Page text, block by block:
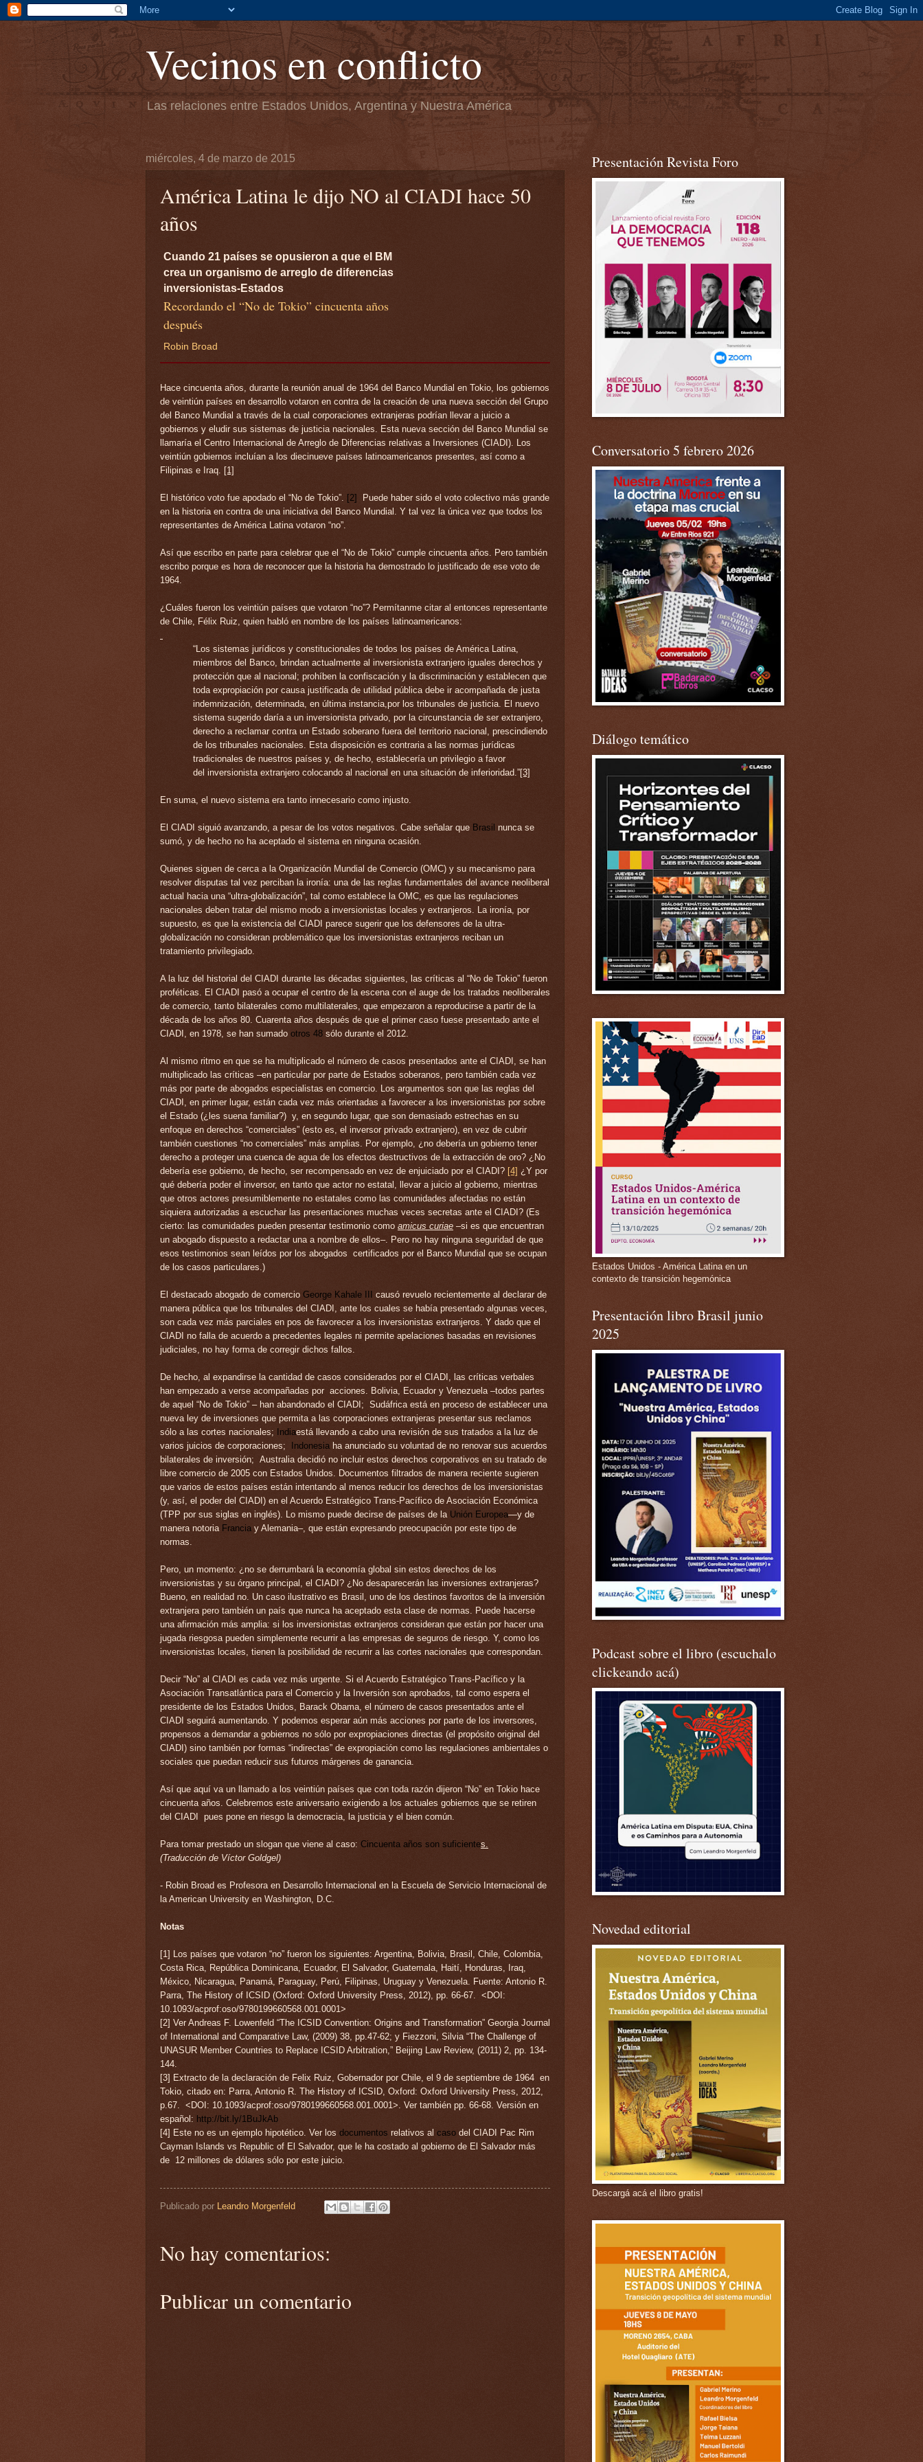
Vecinos en conflicto
Las relaciones entre Estados Unidos, Argentina y Nuestra América
miércoles, 4 de marzo de 2015
América Latina le dijo NO al CIADI hace 50
años
Cuando 21 países se opusieron a que el BM
crea un organismo de arreglo de diferencias
inversionistas-Estados
Recordando el “No de Tokio” cincuenta años
después
Robin Broad
Hace cincuenta años, durante la reunión anual de 1964 del Banco Mundial en Tokio, los gobiernos
de veintiún países en desarrollo votaron en contra de la creación de una nueva sección del Grupo
del Banco Mundial a través de la cual corporaciones extranjeras podrían llevar a juicio a
gobiernos y eludir sus sistemas de justicia nacionales. Esta nueva sección del Banco Mundial se
llamaría el Centro Internacional de Arreglo de Diferencias relativas a Inversiones (CIADI). Los
veintiún gobiernos incluían a los diecinueve países latinoamericanos presentes, así como a
Filipinas e Iraq. [1]
El histórico voto fue apodado el “No de Tokio”. [2]
Puede haber sido el voto colectivo más grande
en la historia en contra de una iniciativa del Banco Mundial. Y tal vez la única vez que todos los
representantes de América Latina votaron “no”.
Así que escribo en parte para celebrar que el “No de Tokio” cumple cincuenta años. Pero también
escribo porque es hora de reconocer que la historia ha demostrado lo justificado de ese voto de
1964.
¿Cuáles fueron los veintiún países que votaron “no”? Permítanme citar al entonces representante
de Chile, Félix Ruiz, quien habló en nombre de los países latinoamericanos:
“Los sistemas jurídicos y constitucionales de todos los países de América Latina,
miembros del Banco, brindan actualmente al inversionista extranjero iguales derechos y
protección que al nacional; prohíben la confiscación y la discriminación y establecen que
toda expropiación por causa justificada de utilidad pública debe ir acompañada de justa
indemnización, determinada, en última instancia,por los tribunales de justicia. El nuevo
sistema sugerido daría a un inversionista privado, por la circunstancia de ser extranjero,
derecho a reclamar contra un Estado soberano fuera del territorio nacional, prescindiendo
de los tribunales nacionales. Esta disposición es contraria a las normas jurídicas
tradicionales de nuestros países y, de hecho, establecería un privilegio a favor
del inversionista extranjero colocando al nacional en una situación de inferioridad.”[3]
En suma, el nuevo sistema era tanto innecesario como injusto.
El CIADI siguió avanzando, a pesar de los votos negativos. Cabe señalar que Brasil nunca se
sumó, y de hecho no ha aceptado el sistema en ninguna ocasión.
Quienes siguen de cerca a la Organización Mundial de Comercio (OMC) y su mecanismo para
resolver disputas tal vez perciban la ironía: una de las reglas fundamentales del avance neoliberal
actual hacia una “ultra-globalización”, tal como establece la OMC, es que las regulaciones
nacionales deben tratar del mismo modo a inversionistas locales y extranjeros. La ironía, por
supuesto, es que la existencia del CIADI parece sugerir que los defensores de la ultra-
globalización no consideran problemático que los inversionistas extranjeros reciban un
tratamiento privilegiado.
A la luz del historial del CIADI durante las décadas siguientes, las críticas al “No de Tokio” fueron
proféticas. El CIADI pasó a ocupar el centro de la escena con el auge de los tratados neoliberales
de comercio, tanto bilaterales como multilaterales, que empezaron a reproducirse a partir de la
década de los años 80. Cuarenta años después de que el primer caso fuese presentado ante el
CIADI, en 1978, se han sumado otros 48 sólo durante el 2012.
Al mismo ritmo en que se ha multiplicado el número de casos presentados ante el CIADI, se han
multiplicado las críticas –en particular por parte de Estados soberanos, pero también cada vez
más por parte de abogados especialistas en comercio. Los argumentos son que las reglas del
CIADI, en primer lugar, están cada vez más orientadas a favorecer a los inversionistas por sobre
el Estado (¿les suena familiar?) y, en segundo lugar, que son demasiado estrechas en su
enfoque en derechos “comerciales” (esto es, el inversor privado extranjero), en vez de cubrir
también cuestiones “no comerciales” más amplias. Por ejemplo, ¿no debería un gobierno tener
derecho a proteger una cuenca de agua de los efectos destructivos de la extracción de oro? ¿No
debería ese gobierno, de hecho, ser recompensado en vez de enjuiciado por el CIADI? [4] ¿Y por
qué debería poder el inversor, en tanto que actor no estatal, llevar a juicio al gobierno, mientras
que otros actores presumiblemente no estatales como las comunidades afectadas no están
siquiera autorizadas a escuchar las presentaciones muchas veces secretas ante el CIADI? (Es
cierto: las comunidades pueden presentar testimonio como amicus curiae –si es que encuentran
un abogado dispuesto a redactar una a nombre de ellos–. Pero no hay ninguna seguridad de que
esos testimonios sean leídos por los abogados certificados por el Banco Mundial que se ocupan
de los casos particulares.)
El destacado abogado de comercio George Kahale III
causó revuelo recientemente al declarar de
manera pública que los tribunales del CIADI, ante los cuales se había presentado algunas veces,
son cada vez más parciales en pos de favorecer a los inversionistas extranjeros. Y dado que el
CIADI no falla de acuerdo a precedentes legales ni permite apelaciones basadas en revisiones
judiciales, no hay forma de corregir dichos fallos.
De hecho, al expandirse la cantidad de casos considerados por el CIADI, las críticas verbales
han empezado a verse acompañadas por acciones. Bolivia, Ecuador y Venezuela –todos partes
de aquel “No de Tokio” – han abandonado el CIADI; Sudáfrica está en proceso de establecer una
nueva ley de inversiones que permita a las corporaciones extranjeras presentar sus reclamos
sólo a las cortes nacionales;
Indiaestá llevando a cabo una revisión de sus tratados a la luz de
varios juicios de corporaciones;
Indonesia ha anunciado su voluntad de no renovar sus acuerdos
bilaterales de inversión; Australia decidió no incluir estos derechos corporativos en su tratado de
libre comercio de 2005 con Estados Unidos. Documentos filtrados de manera reciente sugieren
que varios de estos países están intentando al menos reducir los derechos de los inversionistas
(y, así, el poder del CIADI) en el Acuerdo Estratégico Trans-Pacífico de Asociación Económica
(TPP por sus siglas en inglés). Lo mismo puede decirse de países de la Unión Europea—y de
manera notoria Francia y Alemania–, que están expresando preocupación por este tipo de
normas.
Pero, un momento: ¿no se derrumbará la economía global sin estos derechos de los
inversionistas y su órgano principal, el CIADI? ¿No desaparecerán las inversiones extranjeras?
Bueno, en realidad no. Un caso ilustrativo es Brasil, uno de los destinos favoritos de la inversión
extranjera pero también un país que nunca ha aceptado esta clase de normas. Puede hacerse
una afirmación más amplia: si los inversionistas extranjeros consideran que están por hacer una
jugada riesgosa pueden simplemente recurrir a las empresas de seguros de riesgo. Y, como los
inversionistas locales, tienen la posibilidad de recurrir a las cortes nacionales que correspondan.
Decir “No” al CIADI es cada vez más urgente. Si el Acuerdo Estratégico Trans-Pacífico y la
Asociación Transatlántica para el Comercio y la Inversión son aprobados, tal como espera el
presidente de los Estados Unidos, Barack Obama, el número de casos presentados ante el
CIADI seguirá aumentando. Y podemos esperar aún más acciones por parte de los inversores,
propensos a demandar a gobiernos no sólo por expropiaciones directas (el propósito original del
CIADI) sino también por formas “indirectas” de expropiación como las regulaciones ambientales o
sociales que puedan reducir sus futuros márgenes de ganancia.
Así que aquí va un llamado a los veintiún países que con toda razón dijeron “No” en Tokio hace
cincuenta años. Celebremos este aniversario exigiendo a los actuales gobiernos que se retiren
del CIADI pues pone en riesgo la democracia, la justicia y el bien común.
Para tomar prestado un slogan que viene al caso: Cincuenta años son suficientes.
(Traducción de Víctor Goldgel)
- Robin Broad es Profesora en Desarrollo Internacional en la Escuela de Servicio Internacional de
la American University en Washington, D.C.
Notas
[1] Los países que votaron “no” fueron los siguientes: Argentina, Bolivia, Brasil, Chile, Colombia,
Costa Rica, República Dominicana, Ecuador, El Salvador, Guatemala, Haití, Honduras, Iraq,
México, Nicaragua, Panamá, Paraguay, Perú, Filipinas, Uruguay y Venezuela. Fuente: Antonio R.
Parra, The History of ICSID (Oxford: Oxford University Press, 2012), pp. 66-67. <DOI:
10.1093/acprof:oso/9780199660568.001.0001>
[2] Ver Andreas F. Lowenfeld “The ICSID Convention: Origins and Transformation” Georgia Journal
of International and Comparative Law, (2009) 38, pp.47-62; y Fiezzoni, Silvia “The Challenge of
UNASUR Member Countries to Replace ICSID Arbitration,” Beijing Law Review, (2011) 2, pp. 134-
144.
[3] Extracto de la declaración de Felix Ruiz, Gobernador por Chile, el 9 de septiembre de 1964 en
Tokio, citado en: Parra, Antonio R. The History of ICSID, Oxford: Oxford University Press, 2012,
p.67. <DOI: 10.1093/acprof:oso/9780199660568.001.0001>. Ver también pp. 66-68. Versión en
español: http://bit.ly/1BuJkAb
[4] Este no es un ejemplo hipotético. Ver los documentos relativos al caso del CIADI Pac Rim
Cayman Islands vs Republic of El Salvador, que le ha costado al gobierno de El Salvador más
de 12 millones de dólares sólo por este juicio.
Publicado por Leandro Morgenfeld
No hay comentarios:
Publicar un comentario
Presentación Revista Foro
Conversatorio 5 febrero 2026
Diálogo temático
Estados Unidos - América Latina en un
contexto de transición hegemónica
Presentación libro Brasil junio
2025
Podcast sobre el libro (escuchalo
clickeando acá)
Novedad editorial
Descargá acá el libro gratis!